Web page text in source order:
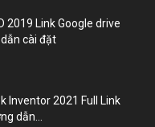
2019 Link Google drive
cài đặt
Inventor 2021 Full Link
dẫn...